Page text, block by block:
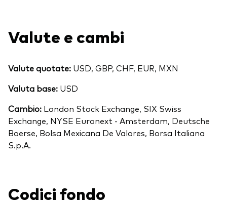
Valute e cambi
Valute quotate: USD, GBP, CHF, EUR, MXN
Valuta base: USD
Cambio: London Stock Exchange, SIX Swiss
Exchange, NYSE Euronext - Amsterdam, Deutsche
Boerse, Bolsa Mexicana De Valores, Borsa Italiana
S.p.A.
Codici fondo